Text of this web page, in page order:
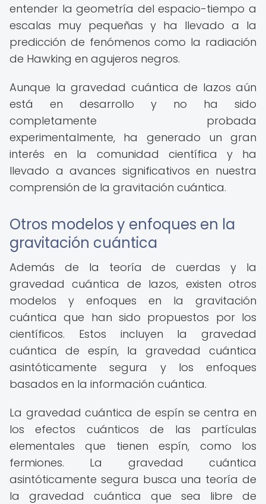
entender la geometría del espacio-tiempo a
escalas muy pequeñas y ha llevado a la
predicción de fenómenos como la radiación
de Hawking en agujeros negros.
Aunque la gravedad cuántica de lazos aún
está en desarrollo y no ha sido
completamente probada
experimentalmente, ha generado un gran
interés en la comunidad científica y ha
llevado a avances significativos en nuestra
comprensión de la gravitación cuántica.
Otros modelos y enfoques en la
gravitación cuántica
Además de la teoría de cuerdas y la
gravedad cuántica de lazos, existen otros
modelos y enfoques en la gravitación
cuántica que han sido propuestos por los
científicos. Estos incluyen la gravedad
cuántica de espín, la gravedad cuántica
asintóticamente segura y los enfoques
basados en la información cuántica.
La gravedad cuántica de espín se centra en
los efectos cuánticos de las partículas
elementales que tienen espín, como los
fermiones. La gravedad cuántica
asintóticamente segura busca una teoría de
la gravedad cuántica que sea libre de